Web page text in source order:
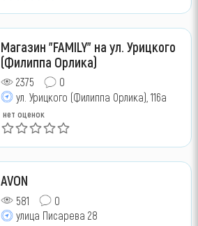
Магазин "FAMILY" на ул. Урицкого
(Филиппа Орлика)
2375
0
ул. Урицкого (Филиппа Орлика), 116а
нет оценок
AVON
581
0
улица Писарева 28